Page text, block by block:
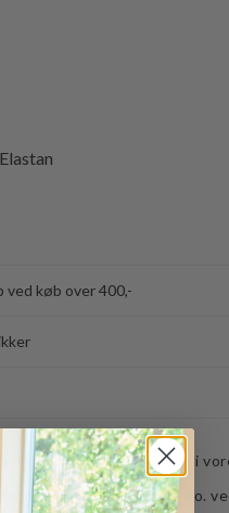
køb over 400,-
webshoppen, befinder sig i
for ydeligere info.